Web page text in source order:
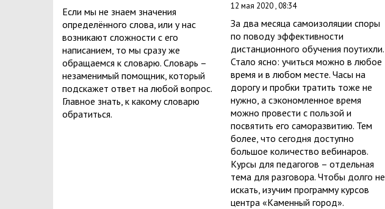
Если мы не знаем значения
определённого слова, или у нас
возникают сложности с его
написанием, то мы сразу же
обращаемся к словарю. Словарь –
незаменимый помощник, который
подскажет ответ на любой вопрос.
Главное знать, к какому словарю
обратиться.
12 мая 2020 , 08:34
За два месяца самоизоляции споры
по поводу эффективности
дистанционного обучения поутихли.
Стало ясно: учиться можно в любое
время и в любом месте. Часы на
дорогу и пробки тратить тоже не
нужно, а сэкономленное время
можно провести с пользой и
посвятить его саморазвитию. Тем
более, что сегодня доступно
большое количество вебинаров.
Курсы для педагогов – отдельная
тема для разговора. Чтобы долго не
искать, изучим программу курсов
центра «Каменный город».